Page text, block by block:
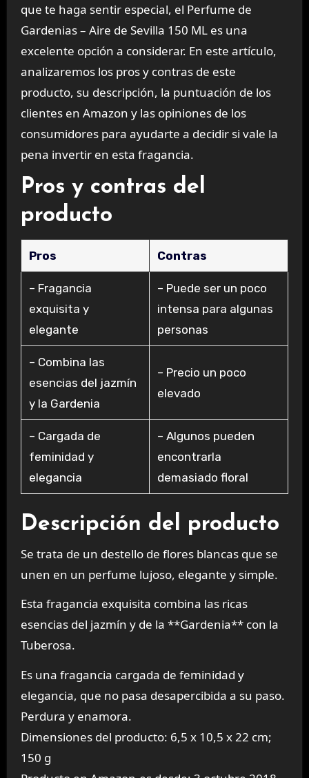
que te haga sentir especial, el Perfume de
Gardenias – Aire de Sevilla 150 ML es una
excelente opción a considerar. En este artículo,
analizaremos los pros y contras de este
producto, su descripción, la puntuación de los
clientes en Amazon y las opiniones de los
consumidores para ayudarte a decidir si vale la
pena invertir en esta fragancia.
Pros y contras del
producto
Pros Contras
– Fragancia
exquisita y
elegante
– Puede ser un poco
intensa para algunas
personas
– Combina las
esencias del jazmín
y la Gardenia
– Precio un poco
elevado
– Cargada de
feminidad y
elegancia
– Algunos pueden
encontrarla
demasiado floral
Descripción del producto
Se trata de un destello de flores blancas que se
unen en un perfume lujoso, elegante y simple.
Esta fragancia exquisita combina las ricas
esencias del jazmín y de la **Gardenia** con la
Tuberosa.
Es una fragancia cargada de feminidad y
elegancia, que no pasa desapercibida a su paso.
Perdura y enamora.
Dimensiones del producto: 6,5 x 10,5 x 22 cm;
150 g